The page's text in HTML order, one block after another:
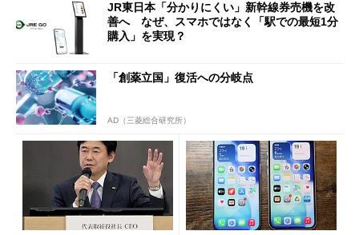
JR東日本「分かりにくい」新幹線券売機を改
善へ なぜ、スマホではなく「駅での最短1分
購入」を実現？
「創薬立国」復活への分岐点
AD（三菱総合研究所）